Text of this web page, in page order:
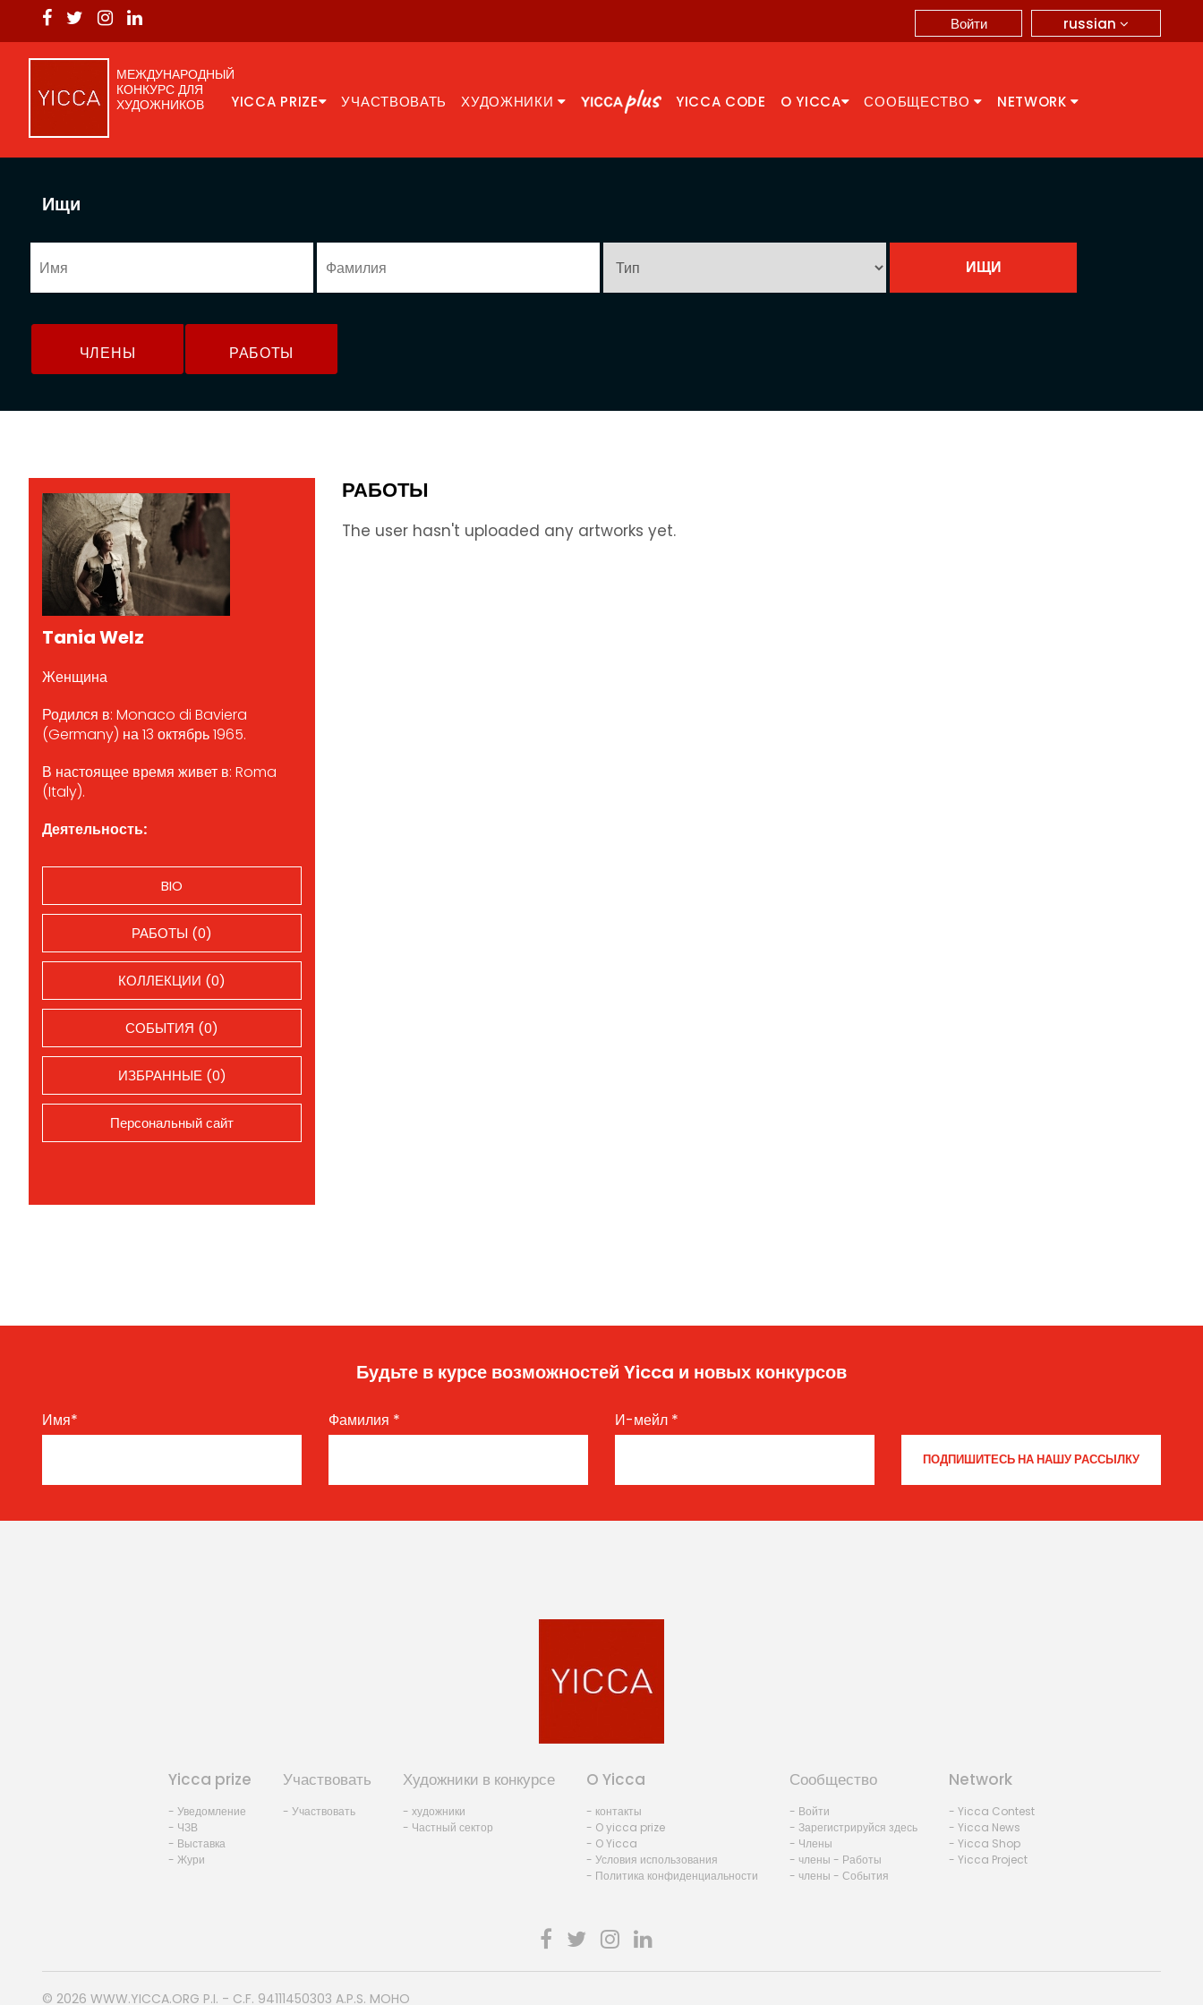
russian
Войти
МЕЖДУНАРОДНЫЙ
КОНКУРС ДЛЯ
ХУДОЖНИКОВ
YICCA PRIZE УЧАСТВОВАТЬ ХУДОЖНИКИ YICCA CODE O YICCA СООБЩЕСТВО NETWORK
Ищи
ЧЛЕНЫ РАБОТЫ
Tania Welz
Женщина
Родился в: Monaco di Baviera
(Germany) на 13 октябрь 1965.
В настоящее время живет в: Roma
(Italy).
Деятельность:
BIO
РАБОТЫ (0)
КОЛЛЕКЦИИ (0)
СОБЫТИЯ (0)
ИЗБРАННЫЕ (0)
Персональный сайт
РАБОТЫ
The user hasn't uploaded any artworks yet.
Будьте в курсе возможностей Yicca и новых конкурсов
Имя* Фамилия * И-мейл *
Yicca prize
- Уведомление
- ЧЗВ
- Выставка
- Жури
Участвовать
- Участвовать
Художники в конкурсе
- художники
- Частный сектор
O Yicca
- контакты
- O yicca prize
- O Yicca
- Условия использования
- Политика конфиденциальности
Сообщество
- Войти
- Зарегистрируйся здесь
- Члены
- члены - Работы
- члены - События
Network
- Yicca Contest
- Yicca News
- Yicca Shop
- Yicca Project
© 2026 WWW.YICCA.ORG P.I. - C.F. 94111450303 A.P.S. MOHO